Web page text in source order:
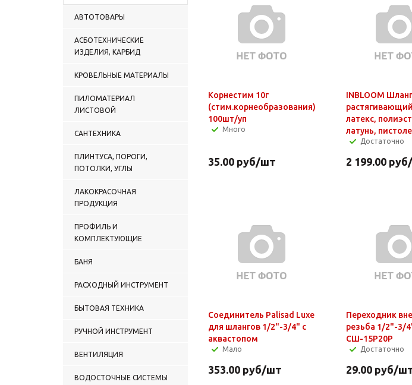
АВТОТОВАРЫ
АСБОТЕХНИЧЕСКИЕ
ИЗДЕЛИЯ, КАРБИД
КРОВЕЛЬНЫЕ МАТЕРИАЛЫ
ПИЛОМАТЕРИАЛ
ЛИСТОВОЙ
САНТЕХНИКА
ПЛИНТУСА, ПОРОГИ,
ПОТОЛКИ, УГЛЫ
ЛАКОКРАСОЧНАЯ
ПРОДУКЦИЯ
ПРОФИЛЬ И
КОМПЛЕКТУЮЩИЕ
БАНЯ
РАСХОДНЫЙ ИНСТРУМЕНТ
БЫТОВАЯ ТЕХНИКА
РУЧНОЙ ИНСТРУМЕНТ
ВЕНТИЛЯЦИЯ
ВОДОСТОЧНЫЕ СИСТЕМЫ
Корнестим 10г
(стим.корнеобразования)
100шт/уп
Много
35.00 руб/шт
INBLOOM Шланг
латекс,
латунь,
Достаточно
2 199.00руб
Соединитель Palisad Luxe
для шлангов 1/2"-3/4" с
аквастопом
Мало
353.00 руб/шт
Переходник
резьба 1/2"-3/
СШ-15Р20Р
Достаточно
29.00руб/